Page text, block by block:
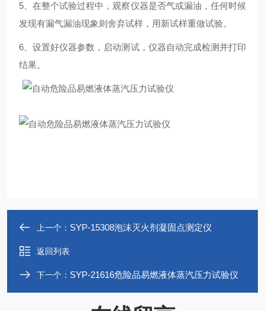
5、在整个试验过程中，观察仪器是否气或漏油，任何时候
发现有漏气漏油现象则舍弃试样，用新试样重做试验。
6、设置好仪器参数，启动测试，仪器自动完成检测并打印
结果。
上一个： SYP-15308泡沫灭火剂凝固点测定仪
返回列表
下一个： SYP-21616危险品易燃液体蒸汽压力试验仪